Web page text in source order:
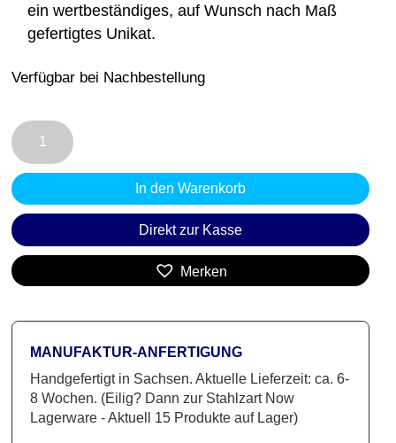
ein wertbeständiges, auf Wunsch nach Maß
gefertigtes Unikat.
Verfügbar bei Nachbestellung
Sitzbank
mit
Stauraum
CLASSIC
6
|
Intelligente
in
skulpturaler
Form
Menge
In den Warenkorb
Direkt zur Kasse
Merken
MANUFAKTUR-ANFERTIGUNG
Handgefertigt in Sachsen. Aktuelle Lieferzeit: ca. 6-
8 Wochen. (Eilig? Dann zur Stahlzart Now
Lagerware - Aktuell 15 Produkte auf Lager)